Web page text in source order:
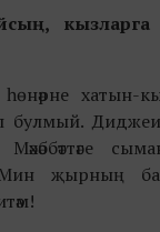
кызларга
хатын-
булмый.
җырның